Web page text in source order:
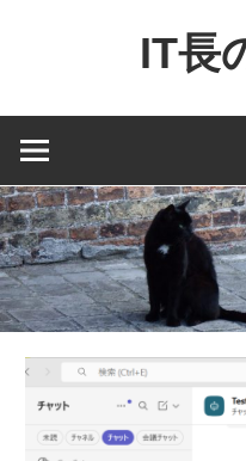
ン
へ
ス
キ
ッ
プ
IT長
NAV
Dynamics365
financial
を
中
に
MS
製